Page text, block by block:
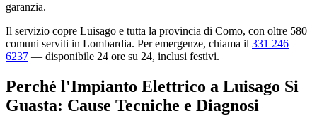
garanzia.
Il servizio copre Luisago e tutta la provincia di Como, con oltre 580
comuni serviti in Lombardia. Per emergenze, chiama il 331 246
6237 — disponibile 24 ore su 24, inclusi festivi.
Perché l'Impianto Elettrico a Luisago Si
Guasta: Cause Tecniche e Diagnosi